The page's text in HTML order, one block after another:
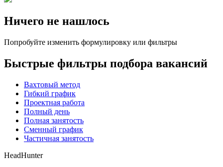
Ничего не нашлось
Попробуйте изменить формулировку или фильтры
Быстрые фильтры подбора вакансий
Вахтовый метод
Гибкий график
Проектная работа
Полный день
Полная занятость
Сменный график
Частичная занятость
HeadHunter